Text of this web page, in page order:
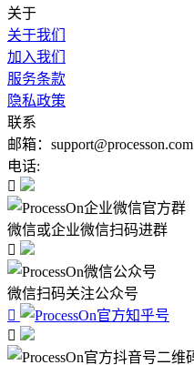
关于
关于我们
加入我们
服务条款
隐私政策
联系
邮箱：support@processon.com
电话:

微信或企业微信扫码进群

微信扫码关注公众号

